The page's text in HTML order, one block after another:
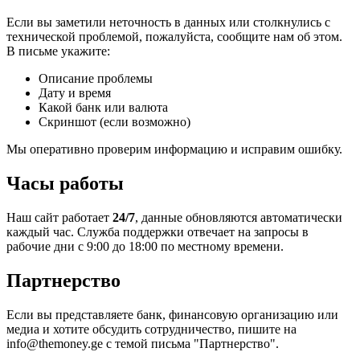
Если вы заметили неточность в данных или столкнулись с
технической проблемой, пожалуйста, сообщите нам об этом.
В письме укажите:
Описание проблемы
Дату и время
Какой банк или валюта
Скриншот (если возможно)
Мы оперативно проверим информацию и исправим ошибку.
Часы работы
Наш сайт работает 24/7, данные обновляются автоматически
каждый час. Служба поддержки отвечает на запросы в
рабочие дни с 9:00 до 18:00 по местному времени.
Партнерство
Если вы представляете банк, финансовую организацию или
медиа и хотите обсудить сотрудничество, пишите на
info@themoney.ge с темой письма "Партнерство".